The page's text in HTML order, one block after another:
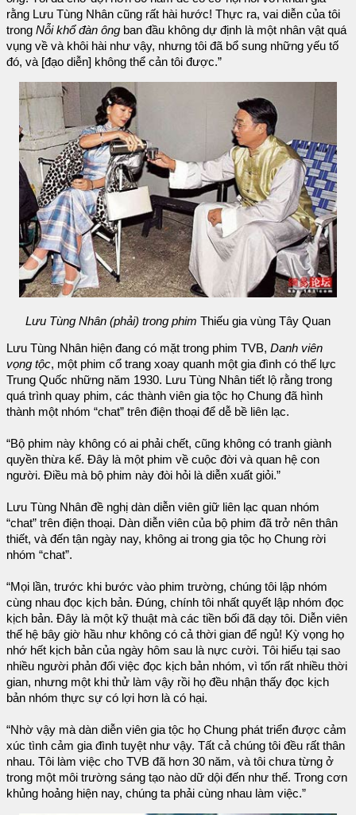
rằng Lưu Tùng Nhân cũng rất hài hước! Thực ra, vai diễn của tôi
trong Nỗi khổ đàn ông ban đầu không dự định là một nhân vật quá
vụng về và khôi hài như vậy, nhưng tôi đã bổ sung những yếu tố
đó, và [đạo diễn] không thể cản tôi được.”
Lưu Tùng Nhân (phải) trong phim Thiếu gia vùng Tây Quan
Lưu Tùng Nhân hiện đang có mặt trong phim TVB, Danh viên
vọng tộc, một phim cổ trang xoay quanh một gia đình có thế lực
Trung Quốc những năm 1930. Lưu Tùng Nhân tiết lộ rằng trong
quá trình quay phim, các thành viên gia tộc họ Chung đã hình
thành một nhóm “chat” trên điện thoại để dễ bề liên lạc.
“Bộ phim này không có ai phải chết, cũng không có tranh giành
quyền thừa kế. Đây là một phim về cuộc đời và quan hệ con
người. Điều mà bộ phim này đòi hỏi là diễn xuất giỏi.”
Lưu Tùng Nhân đề nghị dàn diễn viên giữ liên lạc quan nhóm
“chat” trên điện thoại. Dàn diễn viên của bộ phim đã trở nên thân
thiết, và đến tận ngày nay, không ai trong gia tộc họ Chung rời
nhóm “chat”.
“Mọi lần, trước khi bước vào phim trường, chúng tôi lập nhóm
cùng nhau đọc kịch bản. Đúng, chính tôi nhất quyết lập nhóm đọc
kịch bản. Đây là một kỹ thuật mà các tiền bối đã dạy tôi. Diễn viên
thế hệ bây giờ hầu như không có cả thời gian để ngủ! Kỳ vọng họ
nhớ hết kịch bản của ngày hôm sau là nực cười. Tôi hiểu tại sao
nhiều người phản đối việc đọc kịch bản nhóm, vì tốn rất nhiều thời
gian, nhưng một khi thử làm vậy rồi họ đều nhận thấy đọc kịch
bản nhóm thực sự có lợi hơn là có hại.
“Nhờ vậy mà dàn diễn viên gia tộc họ Chung phát triển được cảm
xúc tình cảm gia đình tuyệt như vậy. Tất cả chúng tôi đều rất thân
nhau. Tôi làm việc cho TVB đã hơn 30 năm, và tôi chưa từng ở
trong một môi trường sáng tạo nào dữ dội đến như thế. Trong cơn
khủng hoảng hiện nay, chúng ta phải cùng nhau làm việc.”